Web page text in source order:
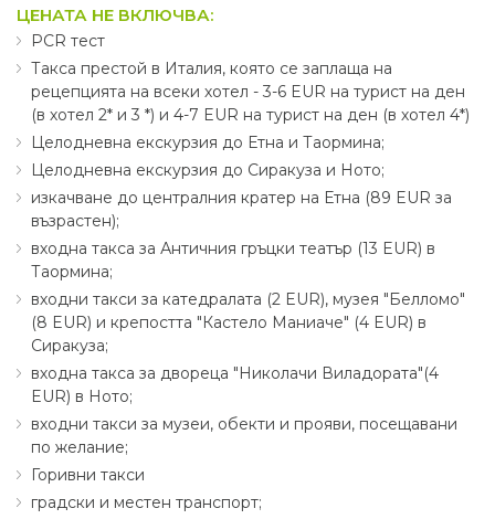
ЦЕНАТА НЕ ВКЛЮЧВА:
PCR тест
Такса престой в Италия, която се заплаща на
рецепцията на всеки хотел - 3-6 EUR на турист на ден
(в хотел 2* и 3 *) и 4-7 EUR на турист на ден (в хотел 4*)
Целодневна екскурзия до Етна и Таормина;
Целодневна екскурзия до Сиракуза и Ното;
изкачване до централния кратер на Етна (89 EUR за
възрастен);
входна такса за Античния гръцки театър (13 EUR) в
Таормина;
входни такси за катедралата (2 EUR), музея "Белломо"
(8 EUR) и крепостта "Кастело Маниаче" (4 EUR) в
Сиракуза;
входна такса за дворецa "Николачи Виладората"(4
EUR) в Ното;
входни такси за музеи, обекти и прояви, посещавани
по желание;
Горивни такси
градски и местен транспорт;